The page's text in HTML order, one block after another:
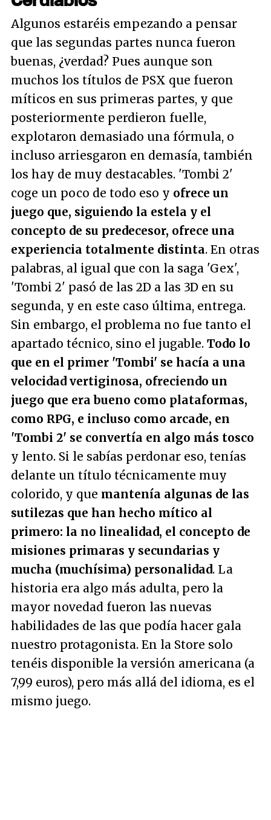
Algunos estaréis empezando a pensar
que las segundas partes nunca fueron
buenas, ¿verdad? Pues aunque son
muchos los títulos de PSX que fueron
míticos en sus primeras partes, y que
posteriormente perdieron fuelle,
explotaron demasiado una fórmula, o
incluso arriesgaron en demasía, también
los hay de muy destacables. 'Tombi 2'
coge un poco de todo eso y ofrece un
juego que, siguiendo la estela y el
concepto de su predecesor, ofrece una
experiencia totalmente distinta. En otras
palabras, al igual que con la saga 'Gex',
'Tombi 2' pasó de las 2D a las 3D en su
segunda, y en este caso última, entrega.
Sin embargo, el problema no fue tanto el
apartado técnico, sino el jugable. Todo lo
que en el primer 'Tombi' se hacía a una
velocidad vertiginosa, ofreciendo un
juego que era bueno como plataformas,
como RPG, e incluso como arcade, en
'Tombi 2' se convertía en algo más tosco
y lento. Si le sabías perdonar eso, tenías
delante un título técnicamente muy
colorido, y que mantenía algunas de las
sutilezas que han hecho mítico al
primero: la no linealidad, el concepto de
misiones primaras y secundarias y
mucha (muchísima) personalidad. La
historia era algo más adulta, pero la
mayor novedad fueron las nuevas
habilidades de las que podía hacer gala
nuestro protagonista. En la Store solo
tenéis disponible la versión americana (a
7,99 euros), pero más allá del idioma, es el
mismo juego.